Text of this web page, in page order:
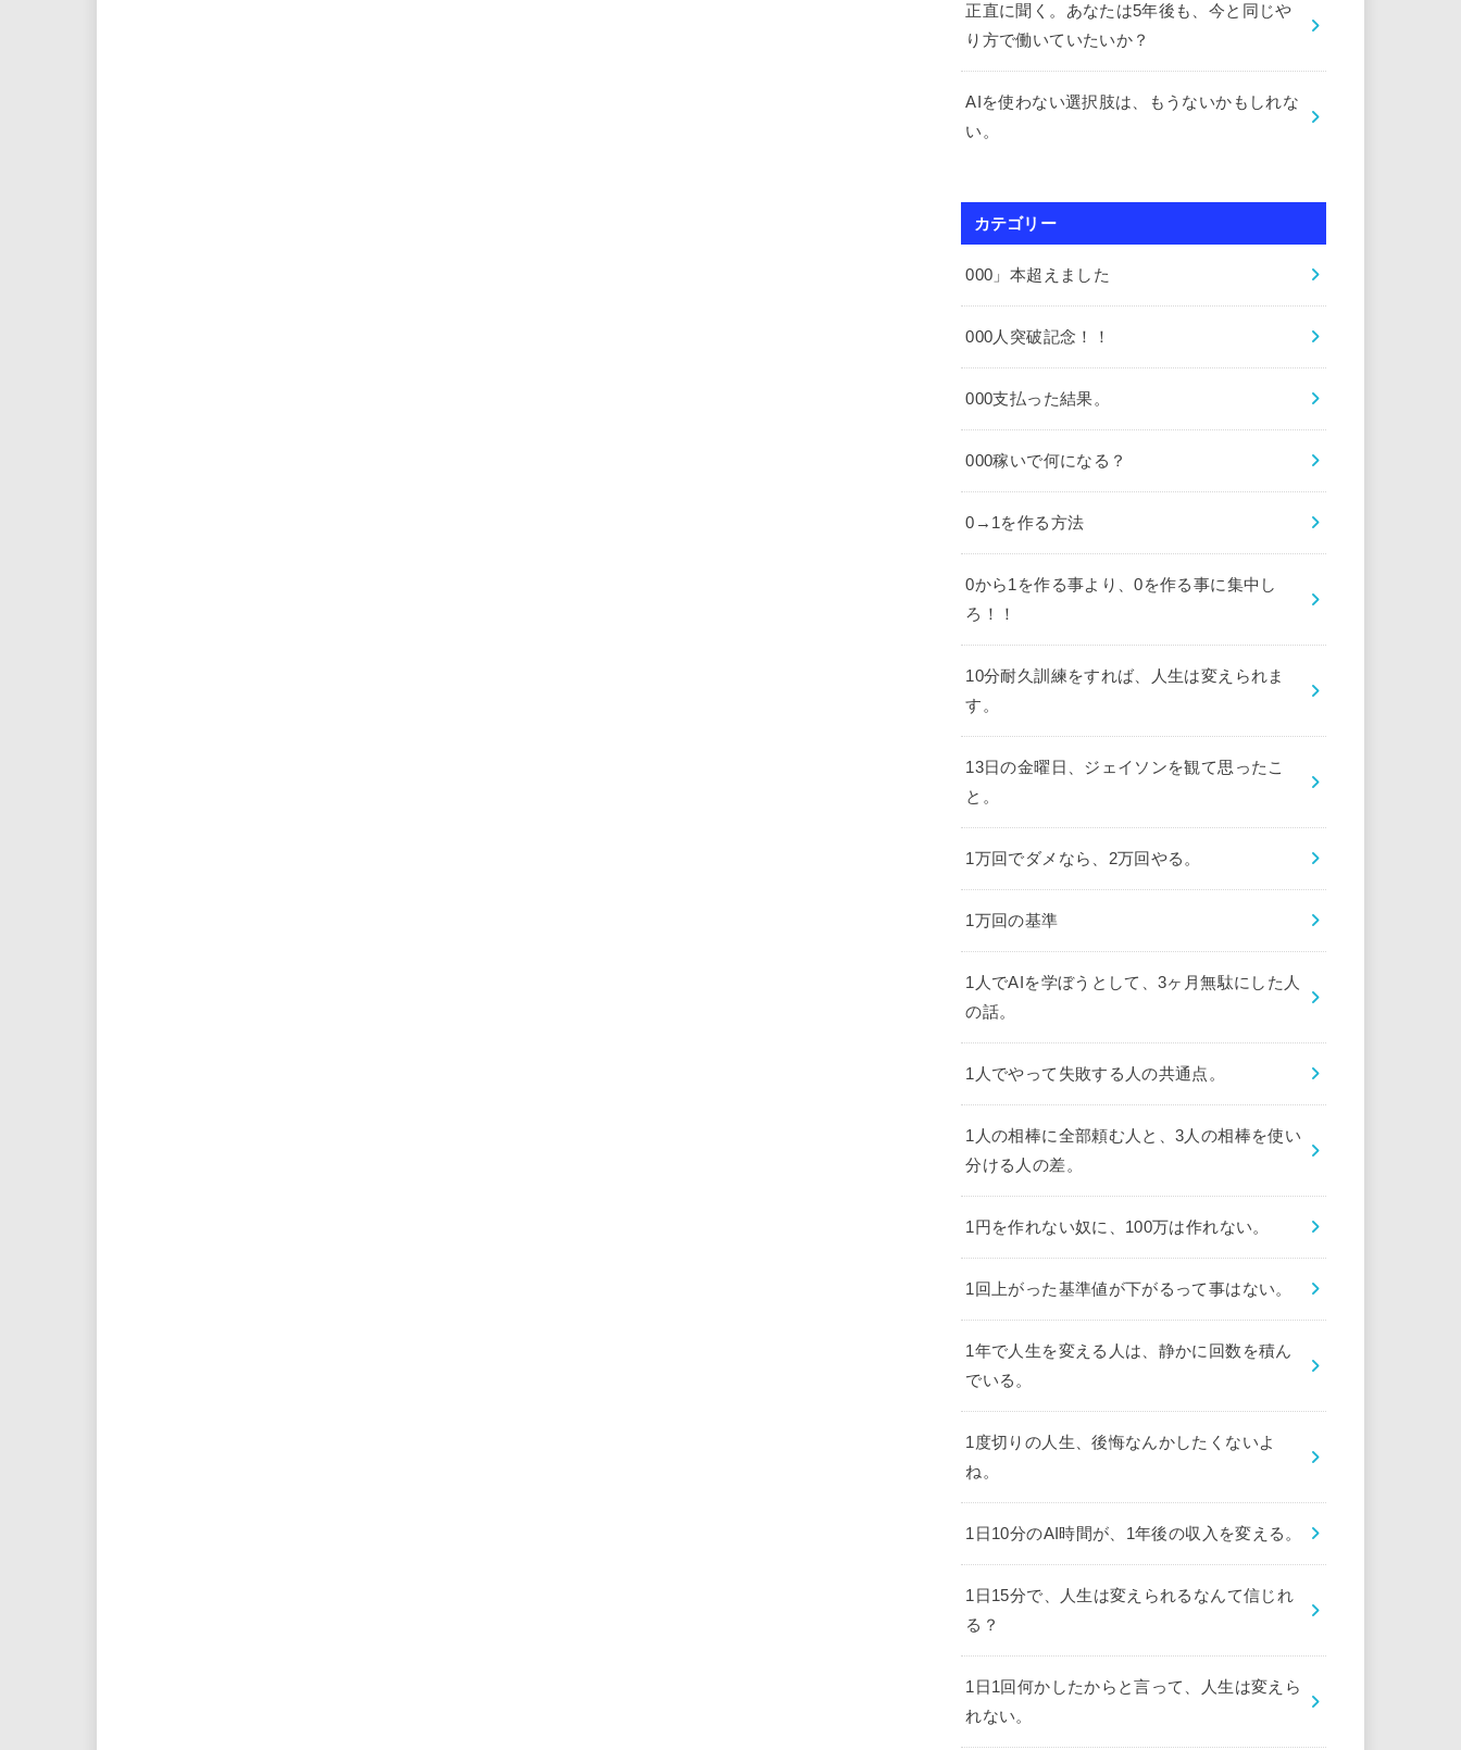
正直に聞く。あなたは5年後も、今と同じや
り方で働いていたいか？
AIを使わない選択肢は、もうないかもしれな
い。
カテゴリー
000」本超えました
000人突破記念！！
000支払った結果。
000稼いで何になる？
0→1を作る方法
0から1を作る事より、0を作る事に集中し
ろ！！
10分耐久訓練をすれば、人生は変えられま
す。
13日の金曜日、ジェイソンを観て思ったこ
と。
1万回でダメなら、2万回やる。
1万回の基準
1人でAIを学ぼうとして、3ヶ月無駄にした人
の話。
1人でやって失敗する人の共通点。
1人の相棒に全部頼む人と、3人の相棒を使い
分ける人の差。
1円を作れない奴に、100万は作れない。
1回上がった基準値が下がるって事はない。
1年で人生を変える人は、静かに回数を積ん
でいる。
1度切りの人生、後悔なんかしたくないよ
ね。
1日10分のAI時間が、1年後の収入を変える。
1日15分で、人生は変えられるなんて信じれ
る？
1日1回何かしたからと言って、人生は変えら
れない。